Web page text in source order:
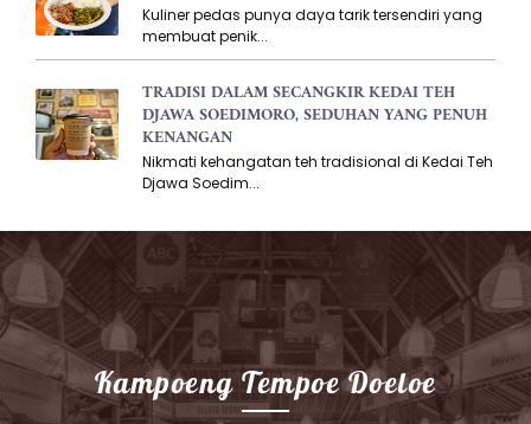
Kuliner pedas punya daya tarik tersendiri yang
membuat penik...
TRADISI DALAM SECANGKIR KEDAI TEH
DJAWA SOEDIMORO, SEDUHAN YANG PENUH
KENANGAN
Nikmati kehangatan teh tradisional di Kedai Teh
Djawa Soedim...
Kampoeng Tempoe Doeloe